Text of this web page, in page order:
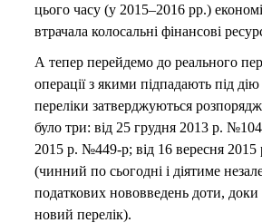
цього часу (у 2015–2016 рр.)
втрачала колосальні фінансові
А тепер перейдемо до реального
операції з якими підпадають під
переліки затверджуються
було три: від 25 грудня 2013 р.
2015 р. №449-р; від 16 вересня
(чинний по сьогодні і діятиме
податкових нововведень доти, доки
новий перелік).